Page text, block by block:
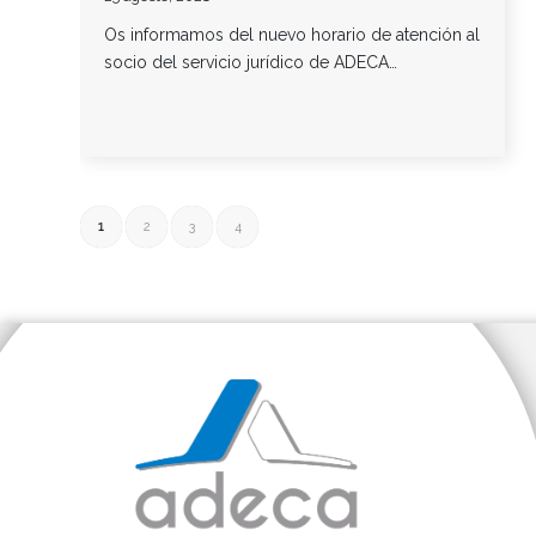
Os informamos del nuevo horario de atención al
socio del servicio jurídico de ADECA…
1 2 3 4